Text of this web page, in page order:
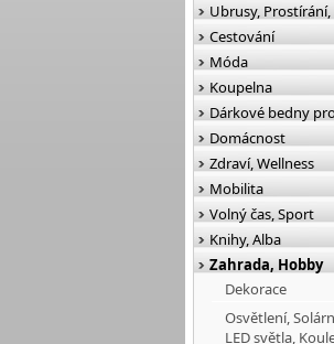
Ubrusy, Prostírání,
Cestování
Móda
Koupelna
Dárkové bedny
Domácnost
Zdraví, Wellness
Mobilita
Volný čas, Sport
Knihy, Alba
Zahrada, Hobby
Dekorace
Osvětlení,
LED světla,